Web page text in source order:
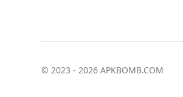
© 2023 - 2026 APKBOMB.COM